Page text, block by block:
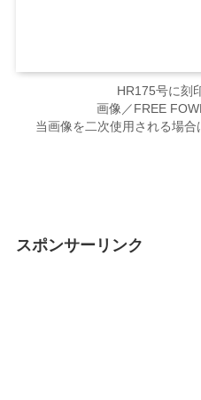
HR175号に刻
画像／FREE
当画像を二次使用される場合
スポンサーリンク